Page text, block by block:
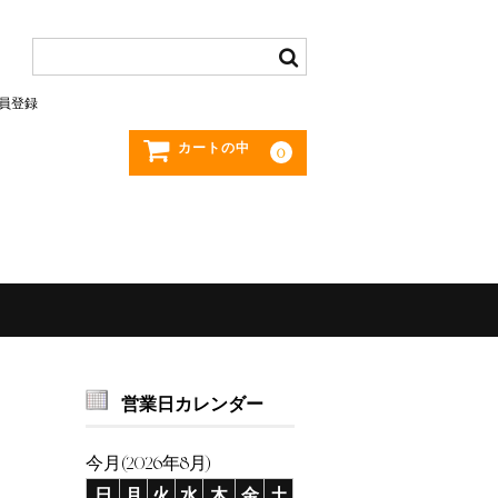
登録
カートの中 0
営業日カレンダー
今月(2026年8月)